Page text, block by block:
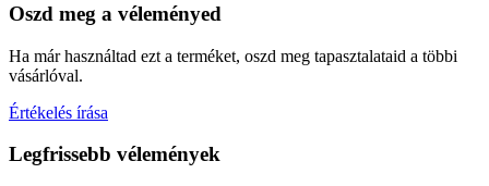
Oszd meg a véleményed
Ha már használtad ezt a terméket, oszd meg tapasztalataid a többi
vásárlóval.
Értékelés írása
Legfrissebb vélemények